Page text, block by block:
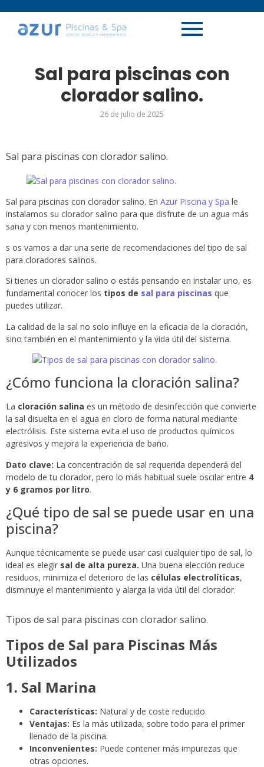
Sal para piscinas con
clorador salino.
26 de julio de 2025
Sal para piscinas con clorador salino.
Sal para piscinas con clorador salino. En Azur Piscina y Spa le
instalamos su clorador salino para que disfrute de un agua más
sana y con menos mantenimiento.
s os vamos a dar una serie de recomendaciones del tipo de sal
para cloradores salinos.
Si tienes un clorador salino o estás pensando en instalar uno, es
fundamental conocer los tipos de sal para piscinas que
puedes utilizar.
La calidad de la sal no solo influye en la eficacia de la cloración,
sino también en el mantenimiento y la vida útil del sistema.
¿Cómo funciona la cloración salina?
La cloración salina es un método de desinfección que convierte
la sal disuelta en el agua en cloro de forma natural mediante
electrólisis. Este sistema evita el uso de productos químicos
agresivos y mejora la experiencia de baño.
Dato clave: La concentración de sal requerida dependerá del
modelo de tu clorador, pero lo más habitual suele oscilar entre 4
y 6 gramos por litro.
¿Qué tipo de sal se puede usar en una
piscina?
Aunque técnicamente se puede usar casi cualquier tipo de sal, lo
ideal es elegir sal de alta pureza. Una buena elección reduce
residuos, minimiza el deterioro de las células electrolíticas,
disminuye el mantenimiento y alarga la vida útil del clorador.
Tipos de sal para piscinas con clorador salino.
Tipos de Sal para Piscinas Más
Utilizados
1. Sal Marina
Características: Natural y de coste reducido.
Ventajas: Es la más utilizada, sobre todo para el primer
llenado de la piscina.
Inconvenientes: Puede contener más impurezas que
otras opciones.